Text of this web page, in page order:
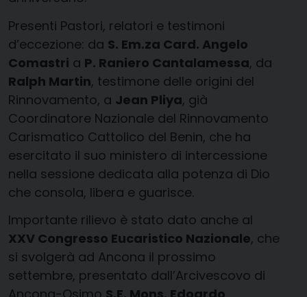
Presenti Pastori, relatori e testimoni
d’eccezione: da S. Em.za Card. Angelo
Comastri a P. Raniero Cantalamessa, da
Ralph Martin, testimone delle origini del
Rinnovamento, a Jean Pliya, già
Coordinatore Nazionale del Rinnovamento
Carismatico Cattolico del Benin, che ha
esercitato il suo ministero di intercessione
nella sessione dedicata alla potenza di Dio
che consola, libera e guarisce.
Importante rilievo è stato dato anche al
XXV Congresso Eucaristico Nazionale, che
si svolgerà ad Ancona il prossimo
settembre, presentato dall’Arcivescovo di